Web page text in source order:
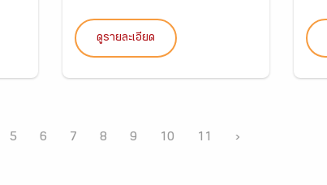
ดูรายละเอียด
5 6 7 8 9 10 11 ›